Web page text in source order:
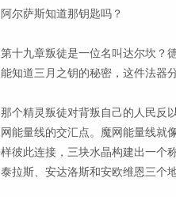
阿尔萨斯知道那钥匙吗？
第十九章叛徒是一位名叫达尔坎？
能知道三月之钥的秘密，这件法器
那个精灵叛徒对背叛自己的人民反
网能量线的交汇点。魔网能量线就
样彼此连接，三块水晶构建出一个
泰拉斯、安达洛斯和安欧维恩三个